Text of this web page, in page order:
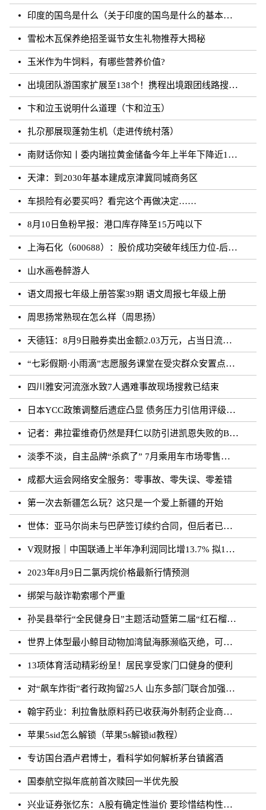
印度的国鸟是什么（关于印度的国鸟是什么的基本详情介绍）
雪松木瓦保养绝招圣诞节女生礼物推荐大揭秘
玉米作为牛饲料，有哪些营养价值?
出境团队游国家扩展至138个！携程出境跟团线路搜索涨超20倍
卞和泣玉说明什么道理（卞和泣玉）
扎尕那展现蓬勃生机（走进传统村落）
南财话你知丨委内瑞拉黄金储备今年上半年下降近12%，原因何在？广东“织网”记：全面迈入“高铁时代”，轨道沿线隆起大产业带
天津：到2030年基本建成京津冀同城商务区
车损险有必要买吗？看完这个再做决定……
8月10日鱼粉早报：港口库存降至15万吨以下
上海石化（600688）：股价成功突破年线压力位-后市看多（涨）（08-10）
山水画卷醉游人
语文周报七年级上册答案39期 语文周报七年级上册
周思扬常熟现在怎么样（周思扬）
天德钰：8月9日融券卖出金额2.03万元，占当日流出金额的0.41%
“七彩假期·小雨滴”志愿服务课堂在受灾群众安置点开课
四川雅安河流涨水致7人遇难事故现场搜救已结束
日本YCC政策调整后遗症凸显 债务压力引信用评级下调隐忧
记者：弗拉霍维奇仍然是拜仁以防引进凯恩失败的B方案
淡季不淡，自主品牌“杀疯了” 7月乘用车市场零售达177.5万辆
成都大运会网络安全服务：零事故、零失误、零差错
第一次去新疆怎么玩？这只是一个爱上新疆的开始
世体：亚马尔尚未与巴萨签订续约合同，但后者已得到门德斯承诺
V观财报｜中国联通上半年净利润同比增13.7% 拟10派0.796元
2023年8月9日二氯丙烷价格最新行情预测
绑架与敲诈勒索哪个严重
孙吴县举行“全民健身日”主题活动暨第二届“红石榴杯”羽毛球比赛
世界上体型最小鲸目动物加湾鼠海豚濒临灭绝，可能仅剩10至13头
13项体育活动精彩纷呈！居民享受家门口健身的便利
对“飙车炸街”者行政拘留25人 山东多部门联合加强噪声污染防治工作
翰宇药业：利拉鲁肽原料药已收获海外制药企业商业批订单
苹果5sid怎么解锁（苹果5s解锁id教程）
专访国台酒卢君博士，看科学如何解析茅台镇酱酒
国泰航空拟年底前首次赎回一半优先股
兴业证券张忆东：A股有确定性溢价 要珍惜结构性行情